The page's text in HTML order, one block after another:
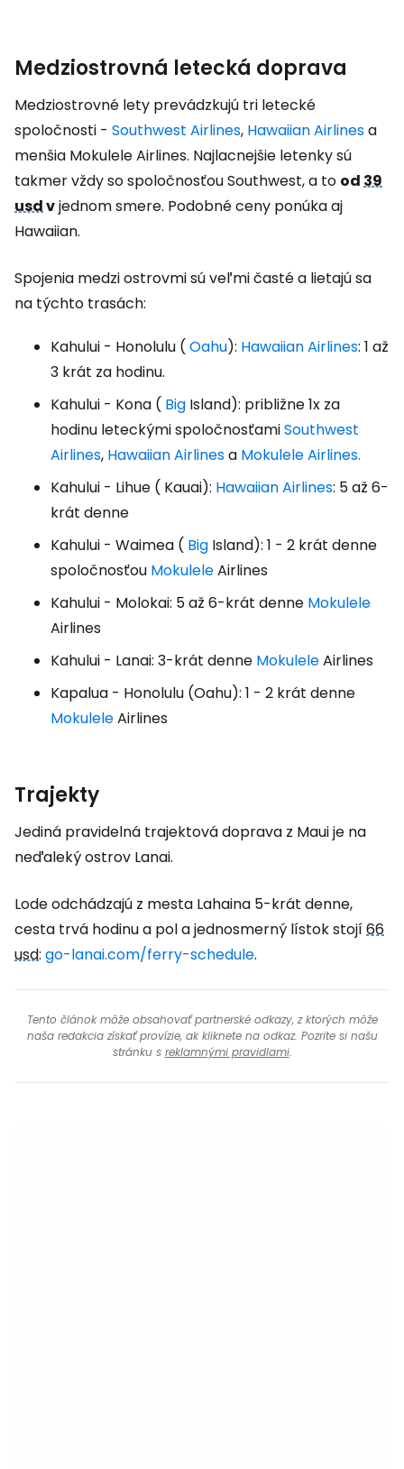
Medziostrovná letecká doprava
Medziostrovné lety prevádzkujú tri letecké
spoločnosti - Southwest Airlines, Hawaiian Airlinesa
menšia Mokulele Airlines. Najlacnejšie letenky sú
takmer vždy so spoločnosťou Southwest, a to od39
usdvjednom smere. Podobné ceny ponúka aj
Hawaiian.
Spojenia medzi ostrovmi sú veľmi časté a lietajú sa
na týchto trasách:
Kahului - Honolulu ( Oahu): Hawaiian Airlines: 1 až
3 krát za hodinu.
Kahului - Kona ( Big Island): približne 1x za
hodinu leteckými spoločnosťamiSouthwest
Airlines, Hawaiian Airlinesa Mokulele Airlines.
Kahului - Lihue ( Kauai): Hawaiian Airlines: 5 až 6-
krát denne
Kahului - Waimea ( Big Island): 1 - 2 krát denne
spoločnosťou MokuleleAirlines
Kahului - Molokai: 5 až 6-krát denne Mokulele
Airlines
Kahului - Lanai: 3-krát denne MokuleleAirlines
Kapalua - Honolulu (Oahu): 1 - 2 krát denne
MokuleleAirlines
Trajekty
Jediná pravidelná trajektová doprava z Maui je na
neďaleký ostrov Lanai.
Lode odchádzajú z mesta Lahaina 5-krát denne,
cesta trvá hodinu a pol a jednosmerný lístok stojí66
usd: go-lanai.com/ferry-schedule.
Tento článok môže obsahovať partnerské odkazy, z ktorých môže
naša redakcia získať provízie, ak kliknete na odkaz. Pozrite si našu
stránku s reklamnými pravidlami.